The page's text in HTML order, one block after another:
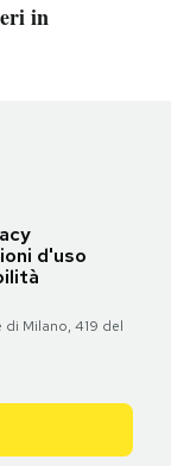
in
d'uso
di Milano, 419 del